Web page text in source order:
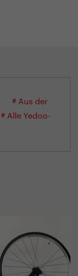
# Aus der
# Alle Yedoo-